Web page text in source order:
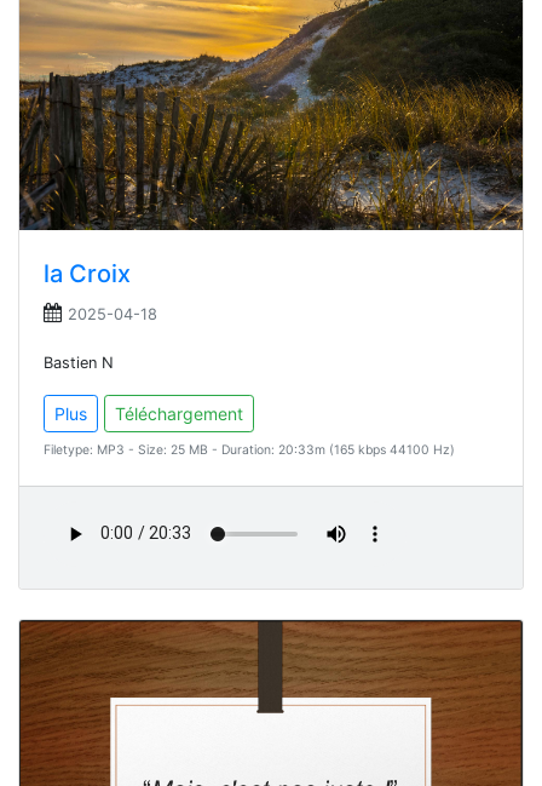
la Croix
2025-04-18
Bastien N
Plus Téléchargement
Filetype: MP3 - Size: 25 MB - Duration: 20:33m (165 kbps 44100 Hz)